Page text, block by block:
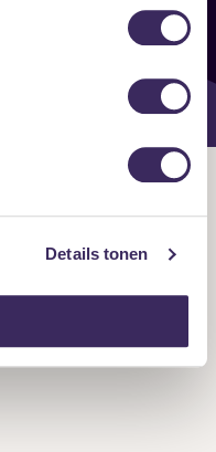
Details tonen